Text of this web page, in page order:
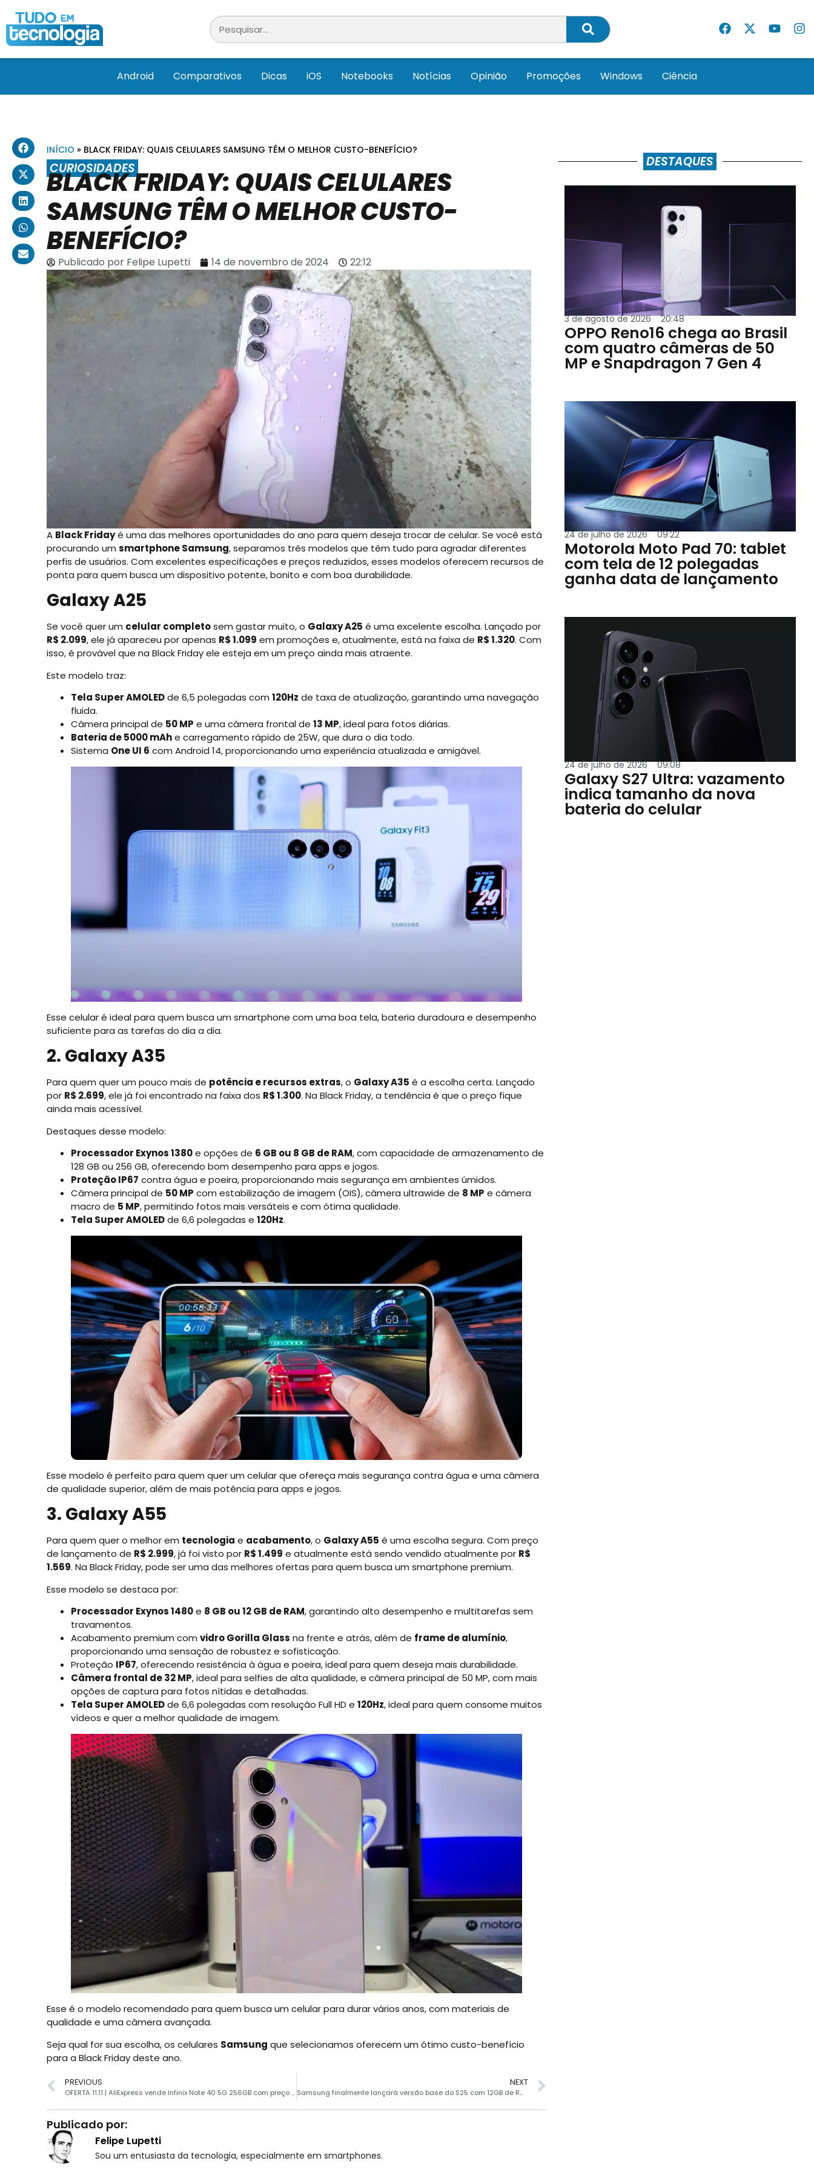
Android Comparativos Dicas iOS Notebooks Notícias Opinião Promoções Windows Ciência
INÍCIO » BLACK FRIDAY: QUAIS CELULARES SAMSUNG TÊM O MELHOR CUSTO-BENEFÍCIO?
CURIOSIDADES
BLACK FRIDAY: QUAIS CELULARES
SAMSUNG TÊM O MELHOR CUSTO-
BENEFÍCIO?
Publicado porFelipe Lupetti 14 de novembro de 2024 22:12
A Black Fridayé uma das melhores oportunidades do ano para quem deseja trocar de celular. Se você está
procurando um smartphone Samsung, separamos três modelos que têm tudo para agradar diferentes
perfis de usuários. Com excelentes especificações e preços reduzidos, esses modelos oferecem recursos de
ponta para quem busca um dispositivo potente, bonito e com boa durabilidade.
Galaxy A25
Se você quer um celular completosem gastar muito, o Galaxy A25 é uma excelente escolha. Lançado por
R$ 2.099, ele já apareceu por apenas R$ 1.099 em promoções e, atualmente, está na faixa de R$ 1.320. Com
isso, é provável que na Black Friday ele esteja em um preço ainda mais atraente.
Este modelo traz:
Tela Super AMOLEDde 6,5 polegadas com 120Hz de taxa de atualização, garantindo uma navegação
fluida.
Câmera principal de 50 MP e uma câmera frontal de 13 MP, ideal para fotos diárias.
Bateria de 5000 mAhe carregamento rápido de 25W, que dura o dia todo.
Sistema One UI 6 com Android 14, proporcionando uma experiência atualizada e amigável.
Esse celular é ideal para quem busca um smartphone com uma boa tela, bateria duradoura e desempenho
suficiente para as tarefas do dia a dia.
2. Galaxy A35
Para quem quer um pouco mais de potência e recursos extras, o Galaxy A35 é a escolha certa. Lançado
por R$ 2.699, ele já foi encontrado na faixa dos R$ 1.300. Na Black Friday, a tendência é que o preço fique
ainda mais acessível.
Destaques desse modelo:
Processador Exynos 1380e opções de 6 GB ou 8 GB de RAM, com capacidade de armazenamento de
128 GB ou 256 GB, oferecendo bom desempenho para apps e jogos.
Proteção IP67 contra água e poeira, proporcionando mais segurança em ambientes úmidos.
Câmera principal de 50 MP com estabilização de imagem (OIS), câmera ultrawide de 8 MP e câmera
macro de 5 MP, permitindo fotos mais versáteis e com ótima qualidade.
Tela Super AMOLEDde 6,6 polegadas e 120Hz.
Esse modelo é perfeito para quem quer um celular que ofereça mais segurança contra água e uma câmera
de qualidade superior, além de mais potência para apps e jogos.
3. Galaxy A55
Para quem quer o melhor em tecnologia e acabamento, o Galaxy A55 é uma escolha segura. Com preço
de lançamento de R$ 2.999, já foi visto por R$ 1.499 e atualmente está sendo vendido atualmente por R$
1.569. Na Black Friday, pode ser uma das melhores ofertas para quem busca um smartphone premium.
Esse modelo se destaca por:
Processador Exynos 1480e 8 GB ou 12 GB de RAM, garantindo alto desempenho e multitarefas sem
travamentos.
Acabamento premium com vidro Gorilla Glass na frente e atrás, além de frame de alumínio,
proporcionando uma sensação de robustez e sofisticação.
Proteção IP67, oferecendo resistência à água e poeira, ideal para quem deseja mais durabilidade.
Câmera frontal de 32 MP, ideal para selfies de alta qualidade, e câmera principal de 50 MP, com mais
opções de captura para fotos nítidas e detalhadas.
Tela Super AMOLEDde 6,6 polegadas com resolução Full HD e 120Hz, ideal para quem consome muitos
vídeos e quer a melhor qualidade de imagem.
Esse é o modelo recomendado para quem busca um celular para durar vários anos, com materiais de
qualidade e uma câmera avançada.
Seja qual for sua escolha, os celulares Samsung que selecionamos oferecem um ótimo custo-benefício
para a Black Friday deste ano.
PREVIOUS
OFERTA 11.11 | AliExpress vende Infinix Note 40 5G 256GB com preço incrível
NEXT
Samsung finalmente lançará versão base do S25 com 12GB de RAM
Publicado por:
Felipe Lupetti
Sou um entusiasta da tecnologia, especialmente em smartphones.
DESTAQUES
3 de agosto de 2026 20:48
OPPO Reno16 chega ao Brasil
com quatro câmeras de 50
MP e Snapdragon 7 Gen 4
24 de julho de 2026 09:22
Motorola Moto Pad 70: tablet
com tela de 12 polegadas
ganha data de lançamento
24 de julho de 2026 09:08
Galaxy S27 Ultra: vazamento
indica tamanho da nova
bateria do celular